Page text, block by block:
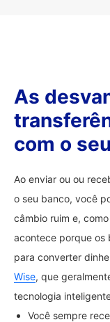
As
com o
Ao enviar ou ou
o seu banco, você
câmbio ruim e,
acontece porque os
para converter
Wise, que
tecnologia
Você sempre